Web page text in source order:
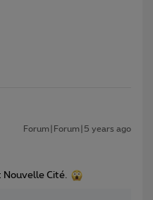
Forum|Forum|5 years ago
Cité.